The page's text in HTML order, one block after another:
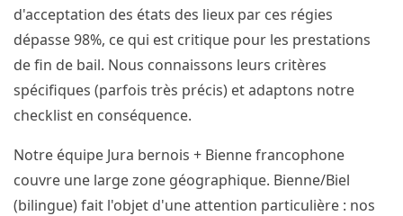
d'acceptation des états des lieux par ces régies
dépasse 98%, ce qui est critique pour les prestations
de fin de bail. Nous connaissons leurs critères
spécifiques (parfois très précis) et adaptons notre
checklist en conséquence.
Notre équipe Jura bernois + Bienne francophone
couvre une large zone géographique. Bienne/Biel
(bilingue) fait l'objet d'une attention particulière : nos